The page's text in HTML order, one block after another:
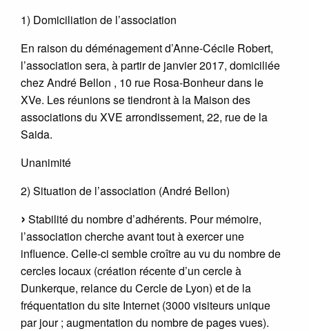
1) Domiciliation de l’association
En raison du déménagement d’Anne-Cécile Robert,
l’association sera, à partir de janvier 2017, domiciliée
chez André Bellon , 10 rue Rosa-Bonheur dans le
XVe. Les réunions se tiendront à la Maison des
associations du XVE arrondissement, 22, rue de la
Saida.
Unanimité
2) Situation de l’association (André Bellon)
Stabilité du nombre d’adhérents. Pour mémoire,
l’association cherche avant tout à exercer une
influence. Celle-ci semble croître au vu du nombre de
cercles locaux (création récente d’un cercle à
Dunkerque, relance du Cercle de Lyon) et de la
fréquentation du site Internet (3000 visiteurs unique
par jour ; augmentation du nombre de pages vues).